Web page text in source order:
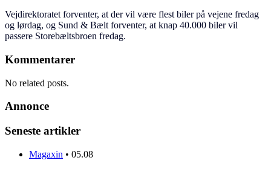
Vejdirektoratet forventer, at der vil være flest biler på vejene fredag
og lørdag, og Sund & Bælt forventer, at knap 40.000 biler vil
passere Storebæltsbroen fredag.
Kommentarer
No related posts.
Annonce
Seneste artikler
Magaxin • 05.08